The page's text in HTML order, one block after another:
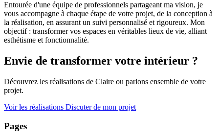
Entourée d'une équipe de professionnels partageant ma vision, je
vous accompagne à chaque étape de votre projet, de la conception à
la réalisation, en assurant un suivi personnalisé et rigoureux. Mon
objectif : transformer vos espaces en véritables lieux de vie, alliant
esthétisme et fonctionnalité.
Envie de transformer votre intérieur ?
Découvrez les réalisations de Claire ou parlons ensemble de votre
projet.
Voir les réalisations Discuter de mon projet
Pages